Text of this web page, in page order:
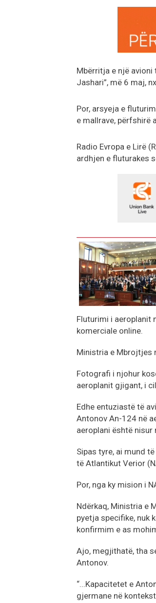
Mbërritja e një
Jashari”, më 6 maj,
Por, arsyeja e
e mallrave, përfshirë
Radio Evropa e Lirë
ardhjen e fluturakes
Fluturimi i aeroplanit
komerciale online.
Ministria e Mbrojtjes
Fotografi i njohur
aeroplanit gjigant, i
Edhe entuziastë të
Antonov An-124 në
aeroplani është nisur
Sipas tyre, ai mund
të Atlantikut Verior
Por, nga ky mision i
Ndërkaq, Ministria e
pyetja specifike, nuk
konfirmim e as
Ajo, megjithatë, tha
Antonov.
“...Kapacitetet e
gjermane në